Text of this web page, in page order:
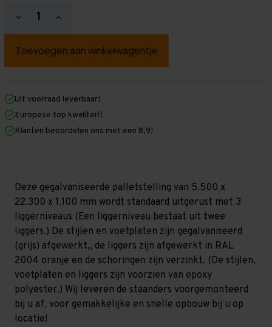
Hoeveelheid
verlagen
Palletstelling
mm
mm
x
1.100
mm
-
Standaard
-
T100
Hoeveelheid
verhogen
Palletstelling
mm
mm
1.100
mm
-
Standaard
-
T100
Uit voorraad leverbaar!
Europese top kwaliteit!
Klanten beoordelen ons met een 8,9!
Deze gegalvaniseerde palletstelling van 5.500 x
22.300 x 1.100 mm wordt standaard uitgerust met 3
liggerniveaus (Een liggerniveau bestaat uit twee
liggers.) De stijlen en voetplaten zijn gegalvaniseerd
(grijs) afgewerkt,, de liggers zijn afgewerkt in RAL
2004 oranje en de schoringen zijn verzinkt. (De stijlen,
voetplaten en liggers zijn voorzien van epoxy
polyester.) Wij leveren de staanders voorgemonteerd
bij u af, voor gemakkelijke en snelle opbouw bij u op
locatie!